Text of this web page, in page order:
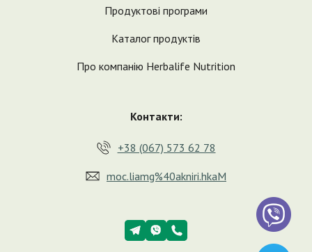
Продуктові програми
Каталог продуктів
Про компанію Herbalife Nutrition
Контакти:
+38 (067) 573 62 78
moc.liamg%40akniri.hkaM